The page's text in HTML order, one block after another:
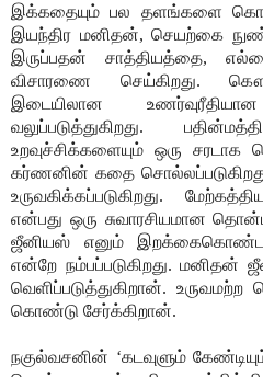
இக்கதையும் பல தளங்களை
இயந்திர மனிதன், செயற்கை
இருப்பதன் சாத்தியத்தை,
விசாரணை செய்கிறது.
இடையிலான
வலுப்படுத்துகிறது.
உறவுச்சிக்களையும் ஒரு சரடாக
கர்ணனின் கதை
உருவகிக்கப்படுகிறது.
என்பது ஒரு சுவாரசியமான
ஜீனியஸ் எனும் இறக்கைகொண்ட
என்றே நம்பப்படுகிறது. மனிதன்
வெளிப்படுத்துகிறான்.
கொண்டு சேர்க்கிறான்.
நகுல்வசனின் ‘கடவுளும்